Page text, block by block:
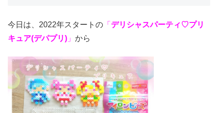
今日は、2022年スタートの 「 デリシャスパーティ♡プリ
キュア(デパプリ) 」 から